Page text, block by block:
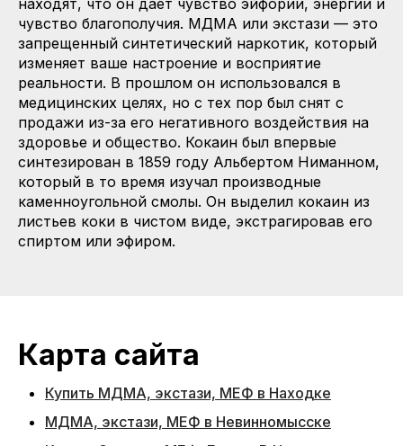
чувство благополучия. МДМА или экстази — это
запрещенный синтетический наркотик, который
изменяет ваше настроение и восприятие
реальности. В прошлом он использовался в
медицинских целях, но с тех пор был снят с
продажи из-за его негативного воздействия на
здоровье и общество. Кокаин был впервые
синтезирован в 1859 году Альбертом Ниманном,
который в то время изучал производные
каменноугольной смолы. Он выделил кокаин из
листьев коки в чистом виде, экстрагировав его
спиртом или эфиром.
Карта сайта
Купить МДМА, экстази, МЕФ в Находке
МДМА, экстази, МЕФ в Невинномысске